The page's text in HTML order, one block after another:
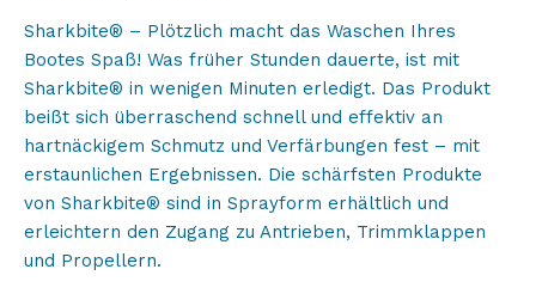
Sharkbite® – Plötzlich macht das Waschen Ihres
Bootes Spaß! Was früher Stunden dauerte, ist mit
Sharkbite® in wenigen Minuten erledigt. Das Produkt
beißt sich überraschend schnell und effektiv an
hartnäckigem Schmutz und Verfärbungen fest – mit
erstaunlichen Ergebnissen. Die schärfsten Produkte
von Sharkbite® sind in Sprayform erhältlich und
erleichtern den Zugang zu Antrieben, Trimmklappen
und Propellern.